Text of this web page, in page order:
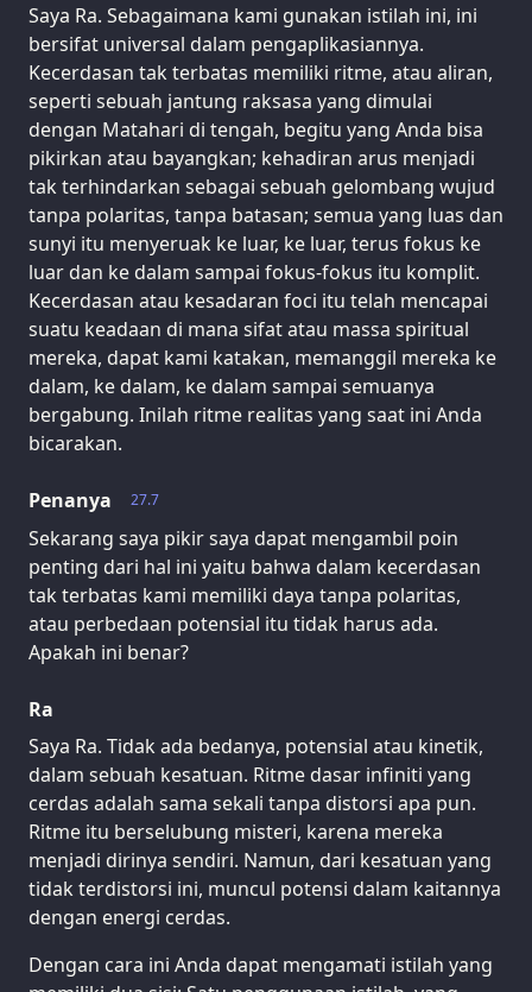
Saya Ra. Sebagaimana kami gunakan istilah ini, ini
bersifat universal dalam pengaplikasiannya.
Kecerdasan tak terbatas memiliki ritme, atau aliran,
seperti sebuah jantung raksasa yang dimulai
dengan Matahari di tengah, begitu yang Anda bisa
pikirkan atau bayangkan; kehadiran arus menjadi
tak terhindarkan sebagai sebuah gelombang wujud
tanpa polaritas, tanpa batasan; semua yang luas dan
sunyi itu menyeruak ke luar, ke luar, terus fokus ke
luar dan ke dalam sampai fokus-fokus itu komplit.
Kecerdasan atau kesadaran foci itu telah mencapai
suatu keadaan di mana sifat atau massa spiritual
mereka, dapat kami katakan, memanggil mereka ke
dalam, ke dalam, ke dalam sampai semuanya
bergabung. Inilah ritme realitas yang saat ini Anda
bicarakan.
27.7
Penanya
Sekarang saya pikir saya dapat mengambil poin
penting dari hal ini yaitu bahwa dalam kecerdasan
tak terbatas kami memiliki daya tanpa polaritas,
atau perbedaan potensial itu tidak harus ada.
Apakah ini benar?
Ra
Saya Ra. Tidak ada bedanya, potensial atau kinetik,
dalam sebuah kesatuan. Ritme dasar infiniti yang
cerdas adalah sama sekali tanpa distorsi apa pun.
Ritme itu berselubung misteri, karena mereka
menjadi dirinya sendiri. Namun, dari kesatuan yang
tidak terdistorsi ini, muncul potensi dalam kaitannya
dengan energi cerdas.
Dengan cara ini Anda dapat mengamati istilah yang